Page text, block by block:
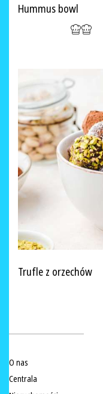
Hummus bowl
Trufle z orzechów
O nas
Centrala